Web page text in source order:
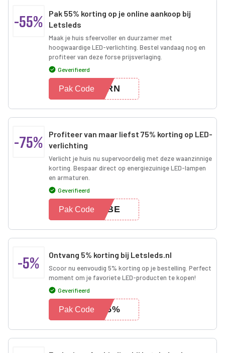
-55%
Pak 55% korting op je online aankoop bij
Letsleds
Maak je huis sfeervoller en duurzamer met
hoogwaardige LED-verlichting. Bestel vandaag nog en
profiteer van deze forse prijsverlaging.
Geverifieerd
EWRN
Pak Code
-75%
Profiteer van maar liefst 75% korting op LED-
verlichting
Verlicht je huis nu supervoordelig met deze waanzinnige
korting. Bespaar direct op energiezuinige LED-lampen
en armaturen.
Geverifieerd
NOBE
Pak Code
-5% Ontvang 5% korting bij Letsleds.nl
Scoor nu eenvoudig 5% korting op je bestelling. Perfect
moment om je favoriete LED-producten te kopen!
Geverifieerd
TT5%
Pak Code